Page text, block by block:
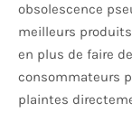
obsolescence
meilleurs
en plus de faire
consommateurs
plaintes